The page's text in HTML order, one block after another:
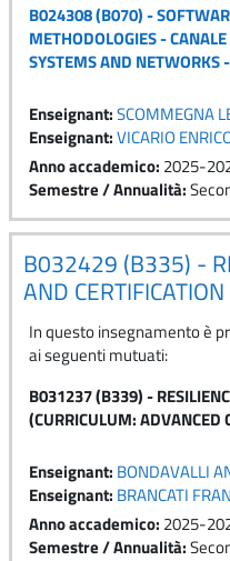
B024308 (B070) -
METHODOLOGIES -
SYSTEMS AND
Enseignant:SCOMMEGNA
Enseignant:VICARIO
Anno accademico: 2025-
Semestre / Annualità:
B032429 (B335) -
AND
In questo insegnamento è
ai seguenti mutuati:
B031237 (B339) -
(CURRICULUM:
Enseignant: BONDAVALLI
Enseignant: BRANCATI
Anno accademico: 2025-
Semestre / Annualità: